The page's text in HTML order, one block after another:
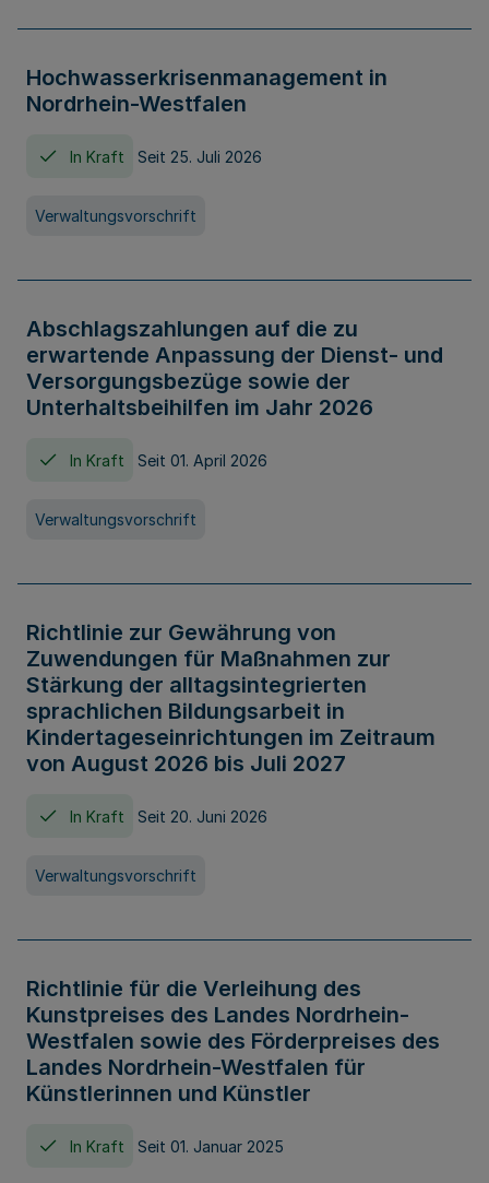
Hochwasserkrisenmanagement in
Nordrhein-Westfalen
In Kraft Seit 25. Juli 2026
Verwaltungsvorschrift
Abschlagszahlungen auf die zu
erwartende Anpassung der Dienst- und
Versorgungsbezüge sowie der
Unterhaltsbeihilfen im Jahr 2026
In Kraft Seit 01. April 2026
Verwaltungsvorschrift
Richtlinie zur Gewährung von
Zuwendungen für Maßnahmen zur
Stärkung der alltagsintegrierten
sprachlichen Bildungsarbeit in
Kindertageseinrichtungen im Zeitraum
von August 2026 bis Juli 2027
In Kraft Seit 20. Juni 2026
Verwaltungsvorschrift
Richtlinie für die Verleihung des
Kunstpreises des Landes Nordrhein-
Westfalen sowie des Förderpreises des
Landes Nordrhein-Westfalen für
Künstlerinnen und Künstler
In Kraft Seit 01. Januar 2025